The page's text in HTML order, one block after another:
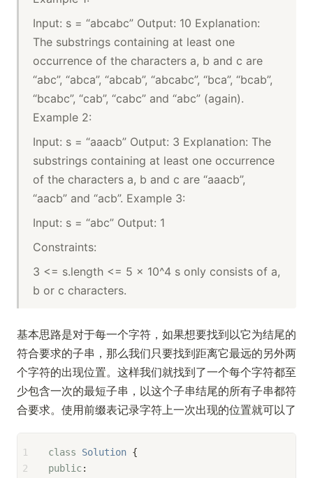
Input: s = “abcabc” Output: 10 Explanation:
The substrings containing at least one
occurrence of the characters a, b and c are
“abc”, “abca”, “abcab”, “abcabc”, “bca”, “bcab”,
“bcabc”, “cab”, “cabc” and “abc” (again).
Example 2:
Input: s = “aaacb” Output: 3 Explanation: The
substrings containing at least one occurrence
of the characters a, b and c are “aaacb”,
“aacb” and “acb”. Example 3:
Input: s = “abc” Output: 1
Constraints:
3 <= s.length <= 5 x 10^4 s only consists of a,
b or c characters.
基本思路是对于每一个字符，如果想要找到以它为结尾的
符合要求的子串，那么我们只要找到距离它最远的另外两
个字符的出现位置。这样我们就找到了一个每个字符都至
少包含一次的最短子串，以这个子串结尾的所有子串都符
合要求。使用前缀表记录字符上一次出现的位置就可以了
1
2
class Solution {
public: